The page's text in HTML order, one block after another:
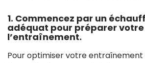
1. Commencez par un
adéquat pour préparer votre
l’entraînement.
Pour optimiser votre entraînement